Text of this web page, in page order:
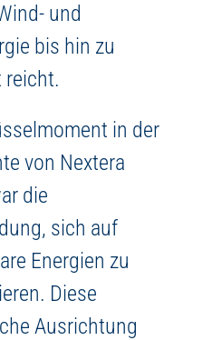
und
bis hin zu
reicht.
in der
von Nextera
die
sich auf
Energien zu
Diese
Ausrichtung